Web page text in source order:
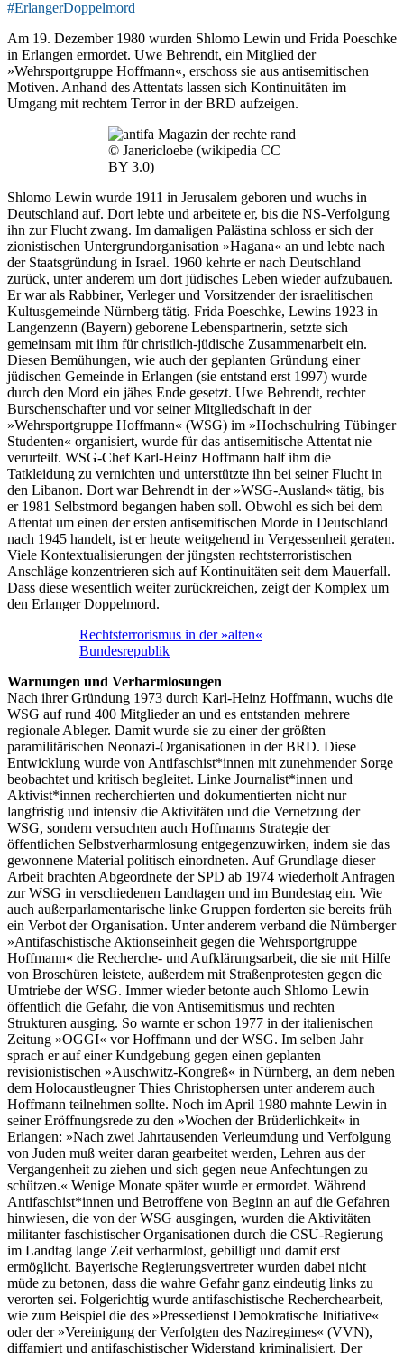
#ErlangerDoppelmord
Am 19. Dezember 1980 wurden Shlomo Lewin und Frida Poeschke
in Erlangen ermordet. Uwe Behrendt, ein Mitglied der
»Wehrsportgruppe Hoffmann«, erschoss sie aus antisemitischen
Motiven. Anhand des Attentats lassen sich Kontinuitäten im
Umgang mit rechtem Terror in der BRD aufzeigen.
© Janericloebe (wikipedia CC
BY 3.0)
Shlomo Lewin wurde 1911 in Jerusalem geboren und wuchs in
Deutschland auf. Dort lebte und arbeitete er, bis die NS-Verfolgung
ihn zur Flucht zwang. Im damaligen Palästina schloss er sich der
zionistischen Untergrundorganisation »Hagana« an und lebte nach
der Staatsgründung in Israel. 1960 kehrte er nach Deutschland
zurück, unter anderem um dort jüdisches Leben wieder aufzubauen.
Er war als Rabbiner, Verleger und Vorsitzender der israelitischen
Kultusgemeinde Nürnberg tätig. Frida Poeschke, Lewins 1923 in
Langenzenn (Bayern) geborene Lebenspartnerin, setzte sich
gemeinsam mit ihm für christlich-jüdische Zusammenarbeit ein.
Diesen Be­mühungen, wie auch der geplanten Gründung einer
jüdischen Gemeinde in Erlangen (sie entstand erst 1997) wurde
durch den Mord ein jähes Ende gesetzt. Uwe Behrendt, rechter
Burschenschafter und vor seiner Mitgliedschaft in der
»Wehrsportgruppe Hoffmann« (WSG) im »Hochschulring Tübinger
Studenten« organisiert, wurde für das antisemitische Attentat nie
verurteilt. WSG-Chef Karl-Heinz Hoffmann half ihm die
Tatkleidung zu vernichten und unterstützte ihn bei seiner Flucht in
den Libanon. Dort war Behrendt in der »WSG-Ausland« tätig, bis
er 1981 Selbstmord begangen haben soll. Obwohl es sich bei dem
Attentat um einen der ersten antisemitischen Morde in Deutschland
nach 1945 handelt, ist er heute weitgehend in Vergessenheit geraten.
Viele Kontextualisierungen der jüngsten rechtsterroristischen
Anschläge konzentrieren sich auf Kontinuitäten seit dem Mauerfall.
Dass diese wesentlich weiter zurückreichen, zeigt der Komplex um
den Erlanger Doppelmord.
Rechtsterrorismus in der »alten«
Bundesrepublik
Warnungen und Verharmlosungen
Nach ihrer Gründung 1973 durch Karl-Heinz Hoffmann, wuchs die
WSG auf rund 400 Mitglieder an und es entstanden mehrere
regionale Ableger. Damit wurde sie zu einer der größten
paramilitärischen Neonazi-Organisationen in der BRD. Diese
Entwicklung wurde von Antifaschist*innen mit zunehmender Sorge
beobachtet und kritisch begleitet. Linke Journalist*innen und
Aktivist*innen recherchierten und dokumentierten nicht nur
langfristig und intensiv die Aktivitäten und die Vernetzung der
WSG, sondern versuchten auch Hoffmanns Strategie der
öffentlichen Selbstverharmlosung entgegenzuwirken, indem sie das
gewonnene Material politisch einordneten. Auf Grundlage dieser
Arbeit brachten Abgeordnete der SPD ab 1974 wiederholt Anfragen
zur WSG in verschiedenen Landtagen und im Bundestag ein. Wie
auch außerparlamentarische linke Gruppen forderten sie bereits früh
ein Verbot der Organisation. Unter anderem verband die Nürnberger
»Antifaschistische Aktionseinheit gegen die Wehrsportgruppe
Hoffmann« die Recherche- und Aufklärungsarbeit, die sie mit Hilfe
von Broschüren leistete, außerdem mit Straßenprotesten gegen die
Umtriebe der WSG. Immer wieder betonte auch Shlomo Lewin
öffentlich die Gefahr, die von Antisemitismus und rechten
Strukturen ausging. So warnte er schon 1977 in der italienischen
Zeitung »OGGI« vor Hoffmann und der WSG. Im selben Jahr
sprach er auf einer Kundgebung gegen einen geplanten
revisionistischen »Auschwitz-Kongreß« in Nürnberg, an dem neben
dem Holocaustleugner Thies Christophersen unter anderem auch
Hoffmann teilnehmen sollte. Noch im April 1980 mahnte Lewin in
seiner Eröffnungsrede zu den »Wochen der Brüderlichkeit« in
Erlangen: »Nach zwei Jahrtausenden Verleumdung und Verfolgung
von Juden muß weiter daran gearbeitet werden, Lehren aus der
Vergangenheit zu ziehen und sich gegen neue Anfechtungen zu
schützen.« Wenige Monate später wurde er ermordet. Während
Antifaschist*innen und Betroffene von Beginn an auf die Gefahren
hinwiesen, die von der WSG ausgingen, wurden die Aktivitäten
militanter faschistischer Organisationen durch die CSU-Regierung
im Landtag lange Zeit verharmlost, gebilligt und damit erst
ermöglicht. Bayerische Regierungsvertreter wurden dabei nicht
müde zu betonen, dass die wahre Gefahr ganz eindeutig links zu
verorten sei. Folgerichtig wurde antifaschistische Recherchearbeit,
wie zum Beispiel die des »Pressedienst Demokratische Initiative«
oder der »Vereinigung der Verfolgten des Naziregimes« (VVN),
diffamiert und antifaschistischer Widerstand kriminalisiert. Der